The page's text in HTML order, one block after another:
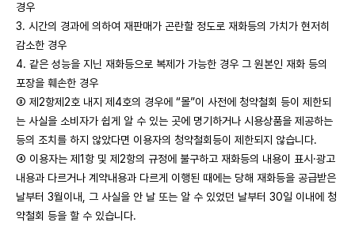
경우
3. 시간의 경과에 의하여 재판매가 곤란할 정도로 재화등의 가치가 현저히
감소한 경우
4. 같은 성능을 지닌 재화등으로 복제가 가능한 경우 그 원본인 재화 등의
포장을 훼손한 경우
③ 제2항제2호 내지 제4호의 경우에 “몰”이 사전에 청약철회 등이 제한되
는 사실을 소비자가 쉽게 알 수 있는 곳에 명기하거나 시용상품을 제공하는
등의 조치를 하지 않았다면 이용자의 청약철회등이 제한되지 않습니다.
④ 이용자는 제1항 및 제2항의 규정에 불구하고 재화등의 내용이 표시·광고
내용과 다르거나 계약내용과 다르게 이행된 때에는 당해 재화등을 공급받은
날부터 3월이내, 그 사실을 안 날 또는 알 수 있었던 날부터 30일 이내에 청
약철회 등을 할 수 있습니다.